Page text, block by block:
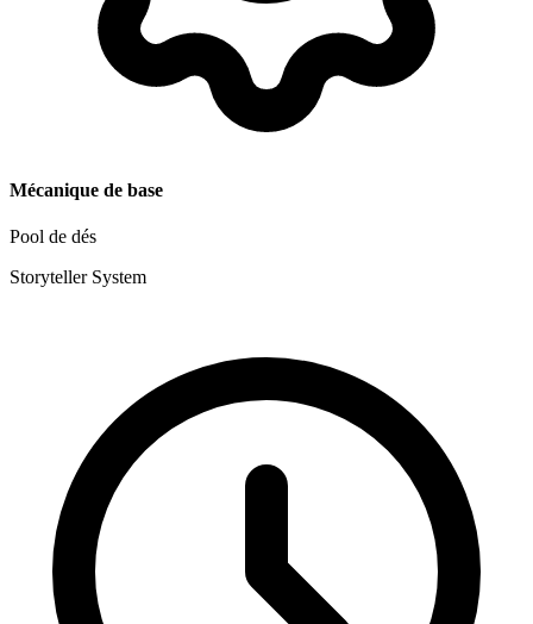
Mécanique de base
Pool de dés
Storyteller System